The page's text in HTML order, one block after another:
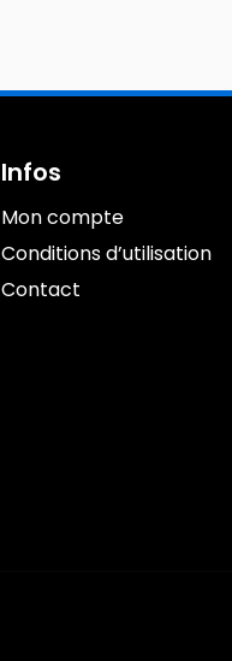
Infos
Mon compte
Conditions d’utilisation
Contact